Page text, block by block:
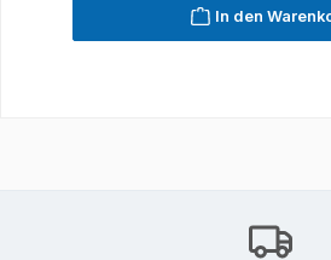
In den